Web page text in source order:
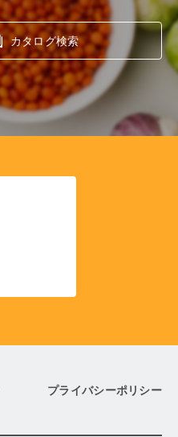
カタログ検索
プライバシーポリシー